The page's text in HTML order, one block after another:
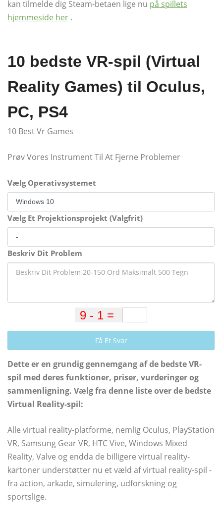
kan tilmelde dig Steam-betaen lige nu på spillets
hjemmeside her .
10 bedste VR-spil (Virtual
Reality Games) til Oculus,
PC, PS4
10 Best Vr Games
Prøv Vores Instrument Til At Fjerne Problemer
Vælg Operativsystemet
Vælg Et Projektionsprojekt (Valgfrit)
Beskriv Dit Problem
Få Et Svar
Dette er en grundig gennemgang af de bedste VR-
spil med deres funktioner, priser, vurderinger og
sammenligning. Vælg fra denne liste over de bedste
Virtual Reality-spil:
Alle virtual reality-platforme, nemlig Oculus, PlayStation
VR, Samsung Gear VR, HTC Vive, Windows Mixed
Reality, Valve og endda de billigere virtual reality-
kartoner understøtter nu et væld af virtual reality-spil -
fra action, arkade, simulering, udforskning og
sportslige.